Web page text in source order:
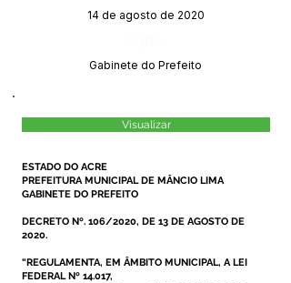
14 de agosto de 2020
Gabinete do Prefeito
Visualizar
ESTADO DO ACRE
PREFEITURA MUNICIPAL DE MÂNCIO LIMA
GABINETE DO PREFEITO
DECRETO Nº. 106/2020, DE 13 DE AGOSTO DE
2020.
“REGULAMENTA, EM ÂMBITO MUNICIPAL, ALEI
FEDERAL Nº 14.017,